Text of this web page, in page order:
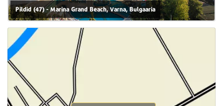
Pildid (47) - Marina Grand Beach, Varna, Bulgaaria